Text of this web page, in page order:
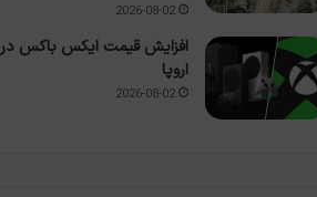
2026-08-02
افزایش قیمت ایکس باکس در
اروپا
2026-08-02